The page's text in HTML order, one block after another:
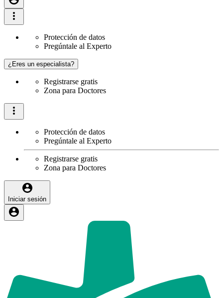
Protección de datos
Pregúntale al Experto
¿Eres un especialista?
Registrarse gratis
Zona para Doctores
Protección de datos
Pregúntale al Experto
Registrarse gratis
Zona para Doctores
Iniciar sesión